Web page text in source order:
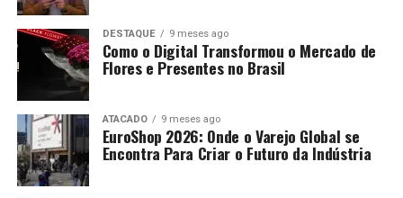
DESTAQUE 9 meses ago
Como o Digital Transformou o Mercado de
Flores e Presentes no Brasil
ATACADO 9 meses ago
EuroShop 2026: Onde o Varejo Global se
Encontra Para Criar o Futuro da Indústria